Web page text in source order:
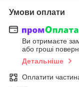
Умови оплати
Ви отримаєте
або гроші
Детальніше
Оплатити